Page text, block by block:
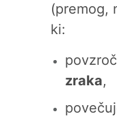
(premog,
ki:
zraka,